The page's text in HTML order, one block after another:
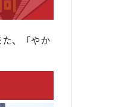
、「やか